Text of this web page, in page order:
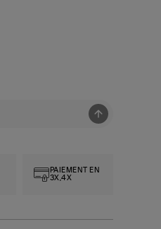
PAIEMENT EN
3X,4X